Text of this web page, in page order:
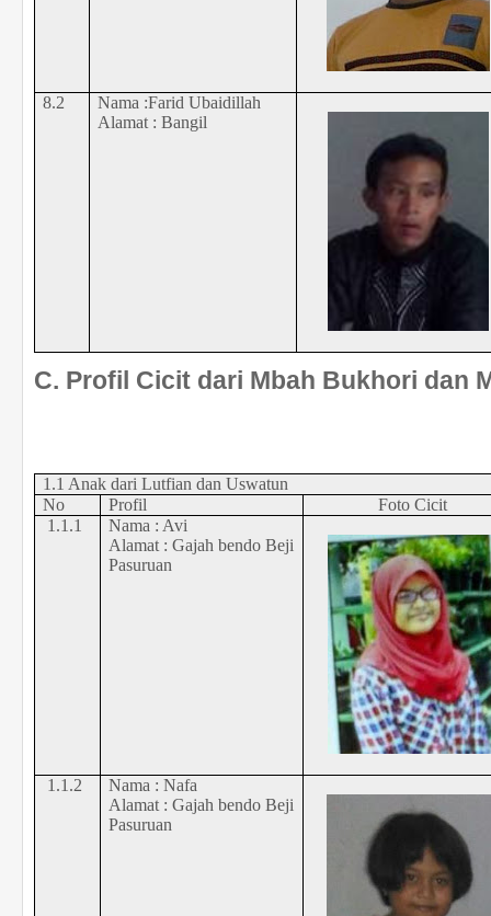
8.2
Nama :Farid Ubaidillah
Alamat : Bangil
C. Profil Cicit dari Mbah Bukhori dan
1.1 Anak dari Lutfian dan Uswatun
No
Profil
Foto Cicit
1.1.1
Nama : Avi
Alamat : Gajah bendo Beji
Pasuruan
1.1.2
Nama : Nafa
Alamat : Gajah bendo Beji
Pasuruan